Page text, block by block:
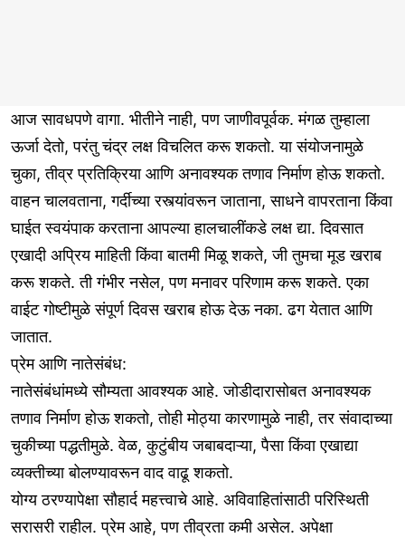
आज सावधपणे वागा. भीतीने नाही, पण जाणीवपूर्वक. मंगळ तुम्हाला
ऊर्जा देतो, परंतु चंद्र लक्ष विचलित करू शकतो. या संयोजनामुळे
चुका, तीव्र प्रतिक्रिया आणि अनावश्यक तणाव निर्माण होऊ शकतो.
वाहन चालवताना, गर्दीच्या रस्त्यांवरून जाताना, साधने वापरताना किंवा
घाईत स्वयंपाक करताना आपल्या हालचालींकडे लक्ष द्या. दिवसात
एखादी अप्रिय माहिती किंवा बातमी मिळू शकते, जी तुमचा मूड खराब
करू शकते. ती गंभीर नसेल, पण मनावर परिणाम करू शकते. एका
वाईट गोष्टीमुळे संपूर्ण दिवस खराब होऊ देऊ नका. ढग येतात आणि
जातात.
प्रेम आणि नातेसंबंध:
नातेसंबंधांमध्ये सौम्यता आवश्यक आहे. जोडीदारासोबत अनावश्यक
तणाव निर्माण होऊ शकतो, तोही मोठ्या कारणामुळे नाही, तर संवादाच्या
चुकीच्या पद्धतीमुळे. वेळ, कुटुंबीय जबाबदाऱ्या, पैसा किंवा एखाद्या
व्यक्तीच्या बोलण्यावरून वाद वाढू शकतो.
योग्य ठरण्यापेक्षा सौहार्द महत्त्वाचे आहे. अविवाहितांसाठी परिस्थिती
सरासरी राहील. प्रेम आहे, पण तीव्रता कमी असेल. अपेक्षा